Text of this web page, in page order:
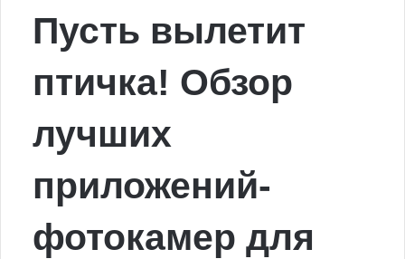
Пусть вылетит
птичка! Обзор
лучших
приложений-
фотокамер для